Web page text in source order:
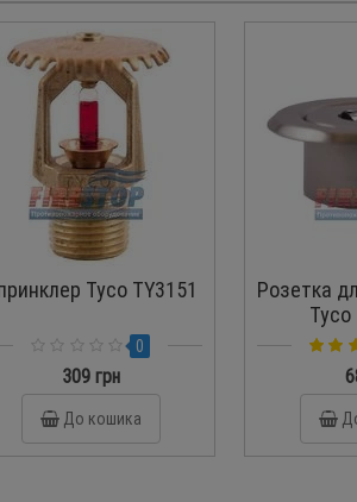
Tyco TY3151
0
309 грн
До кошика
Розетка